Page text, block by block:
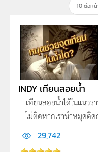
INDY เทียนลอยน้ำ
เทียนลอยน้ำได้ในแนว
ไม่ติดหากเรานำหมุดติ
29,742